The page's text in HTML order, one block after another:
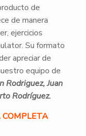
de
de manera
ejercicios
Su formato
apreciar de
equipo de
Rodriguez, Juan
Rodríguez.
COMPLETA